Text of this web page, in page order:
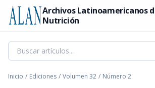
Archivos Latinoamericanos
Nutrición
Inicio / Ediciones / Volumen 32 / Número 2